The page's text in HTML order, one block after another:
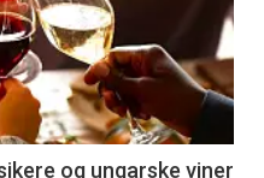
og ungarske viner